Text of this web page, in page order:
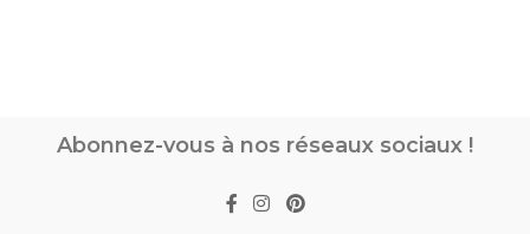
Abonnez-vous à nos réseaux sociaux !